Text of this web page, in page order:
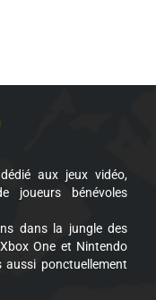
aux jeux vidéo,
joueurs bénévoles
dans la jungle des
One et Nintendo
ponctuellement